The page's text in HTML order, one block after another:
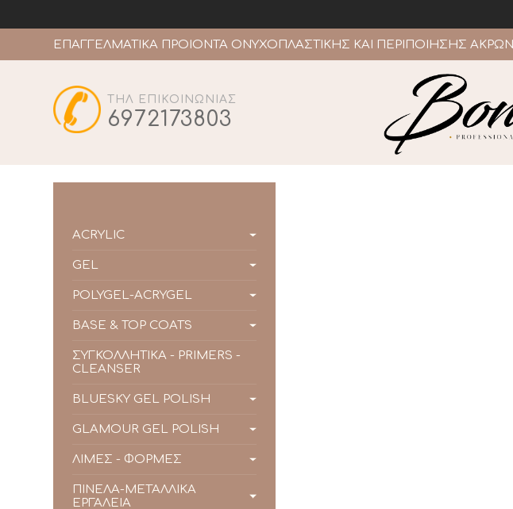
ΕΠΑΓΓΕΛΜΑΤΙΚΑ ΠΡΟΙΟΝΤΑ ΟΝΥΧΟΠΛΑΣΤΙΚΗΣ ΚΑΙ ΠΕΡΙΠΟΙΗΣΗΣ ΑΚΡΩΝ
ΤΗΛ ΕΠΙΚΟΙΝΩΝΙΑΣ
6972173803
ACRYLIC
GEL
POLYGEL-ACRYGEL
BASE & TOP COATS
ΣΥΓΚΟΛΛΗΤΙΚΑ - PRIMERS -
CLEANSER
BLUESKY GEL POLISH
GLAMOUR GEL POLISH
ΛΙΜΕΣ - ΦΟΡΜΕΣ
ΠΙΝΕΛΑ-ΜΕΤΑΛΛΙΚΑ
ΕΡΓΑΛΕΙΑ